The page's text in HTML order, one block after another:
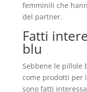
femminili che
del partner.
Fatti
blu
Sebbene le pillole
come prodotti per
sono fatti